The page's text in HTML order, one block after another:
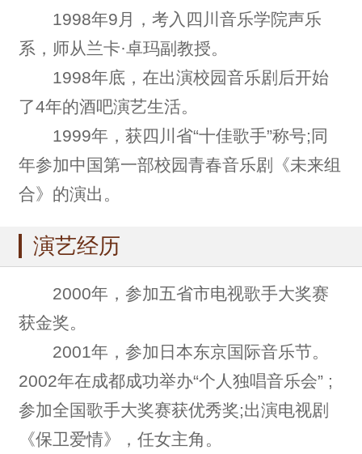
1998年9月，考入四川音乐学院声乐
系，师从兰卡·卓玛副教授。
1998年底，在出演校园音乐剧后开始
了4年的酒吧演艺生活。
1999年，获四川省“十佳歌手”称号;同
年参加中国第一部校园青春音乐剧《未来组
合》的演出。
演艺经历
2000年，参加五省市电视歌手大奖赛
获金奖。
2001年，参加日本东京国际音乐节。
2002年在成都成功举办“个人独唱音乐会” ;
参加全国歌手大奖赛获优秀奖;出演电视剧
《保卫爱情》，任女主角。